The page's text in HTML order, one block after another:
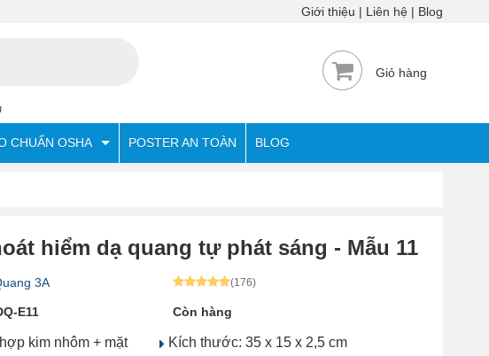
Giới thiệu Liên hệ Blog
Giỏ hàng
CHUẨN OSHA POSTER AN TOÀN BLOG
hiểm dạ quang tự phát sáng - Mẫu 11
3A (176)
E11 Còn hàng
kim nhôm + mặt
Kích thước: 35 x 15 x 2,5 cm